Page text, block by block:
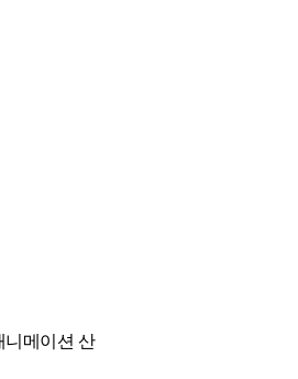
니메이션 산